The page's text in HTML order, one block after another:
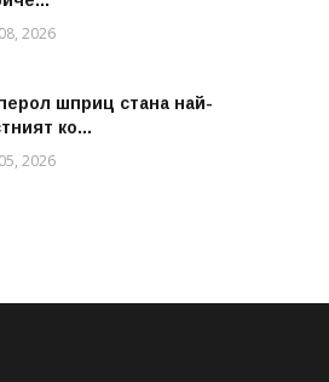
2026
шприц стана най-
ко...
2026